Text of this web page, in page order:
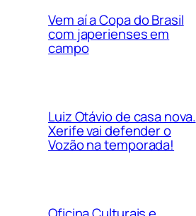
Vem aí a Copa do Brasil
com japerienses em
campo
Luiz Otávio de casa nova.
Xerife vai defender o
Vozão na temporada!